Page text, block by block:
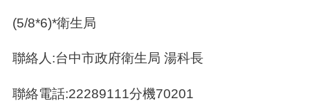
(5/8*6)*衛生局
聯絡人:台中市政府衛生局 湯科長
聯絡電話:22289111分機70201